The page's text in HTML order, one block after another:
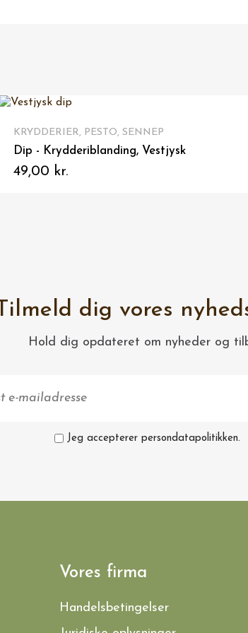
VIS HER
KRYDDERIER, PESTO, SENNEP
Pesto Tapas - Salsa, Vestjyske Delikatesser
49,00 kr.
Tilmeld dig vores
Hold dig opdateret om nyheder og
Jeg accepterer persondatapolitikken.
Vores firma
Handelsbetingelser